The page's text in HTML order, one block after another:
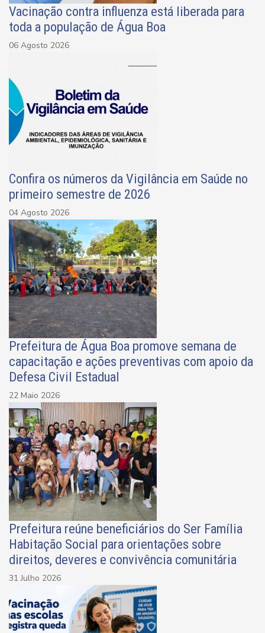
Vacinação contra influenza está liberada para
toda a população de Água Boa
06 Agosto 2026
Confira os números da Vigilância em Saúde no
primeiro semestre de 2026
04 Agosto 2026
Prefeitura de Água Boa promove semana de
capacitação e ações preventivas com apoio da
Defesa Civil Estadual
22 Maio 2026
Prefeitura reúne beneficiários do Ser Família
Habitação Social para orientações sobre
direitos, deveres e convivência comunitária
31 Julho 2026